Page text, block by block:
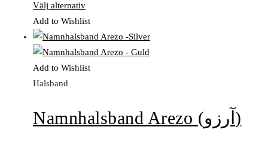
Välj alternativ
Add to Wishlist
Add to Wishlist
Halsband
Namnhalsband Arezo (آرزو)